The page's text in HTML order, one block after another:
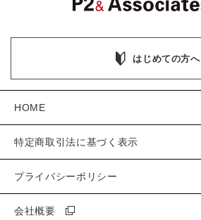
はじめての方へ
HOME
特定商取引法に基づく表示
プライバシーポリシー
会社概要